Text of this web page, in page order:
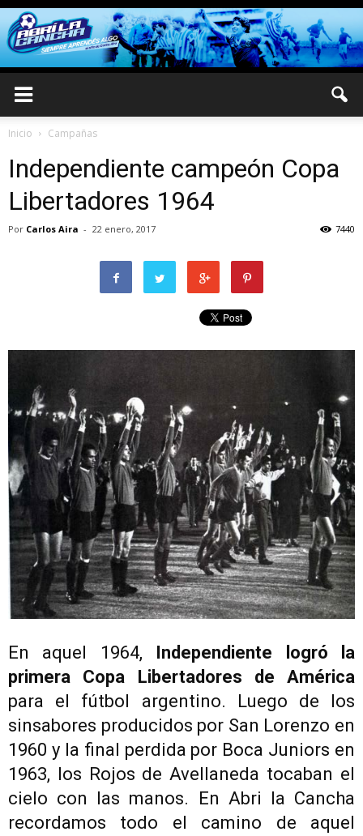
Inicio Campañas
Independiente campeón Copa
Libertadores 1964
Por Carlos Aira - 22 enero, 2017 7440
En aquel 1964, Independiente
logró la
primera Copa Libertadores de América
para el fútbol argentino. Luego de los
sinsabores producidos por San Lorenzo en
1960 y la final perdida por Boca Juniors en
1963, los Rojos de Avellaneda tocaban el
cielo con las manos. En Abri la Cancha
recordamos todo el camino de aquel